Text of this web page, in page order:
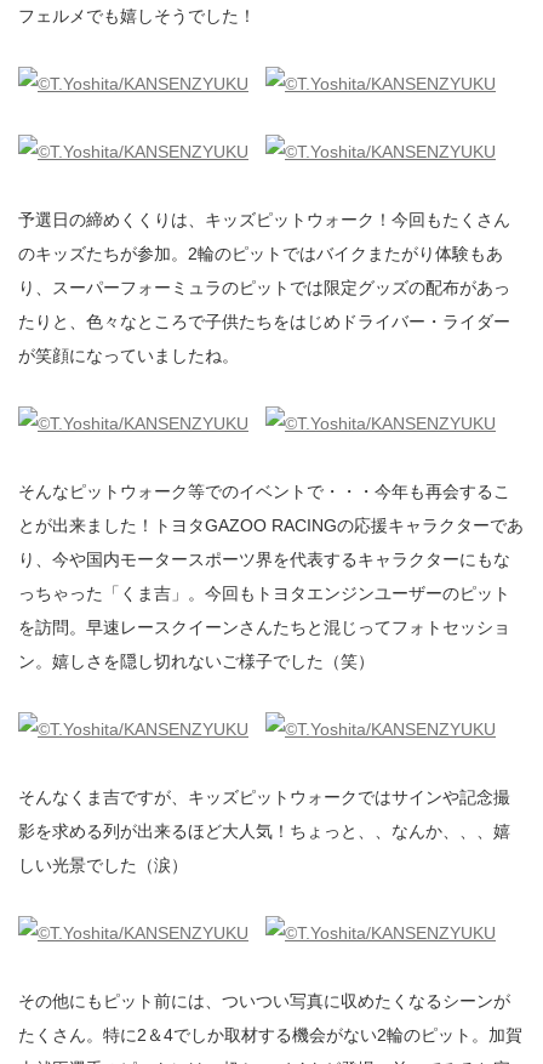
フェルメでも嬉しそうでした！
予選日の締めくくりは、キッズピットウォーク！今回もたくさん
のキッズたちが参加。2輪のピットではバイクまたがり体験もあ
り、スーパーフォーミュラのピットでは限定グッズの配布があっ
たりと、色々なところで子供たちをはじめドライバー・ライダー
が笑顔になっていましたね。
そんなピットウォーク等でのイベントで・・・今年も再会するこ
とが出来ました！トヨタGAZOO RACINGの応援キャラクターであ
り、今や国内モータースポーツ界を代表するキャラクターにもな
っちゃった「くま吉」。今回もトヨタエンジンユーザーのピット
を訪問。早速レースクイーンさんたちと混じってフォトセッショ
ン。嬉しさを隠し切れないご様子でした（笑）
そんなくま吉ですが、キッズピットウォークではサインや記念撮
影を求める列が出来るほど大人気！ちょっと、、なんか、、、嬉
しい光景でした（涙）
その他にもピット前には、ついつい写真に収めたくなるシーンが
たくさん。特に2＆4でしか取材する機会がない2輪のピット。加賀